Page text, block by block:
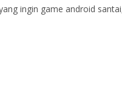
ingin game android